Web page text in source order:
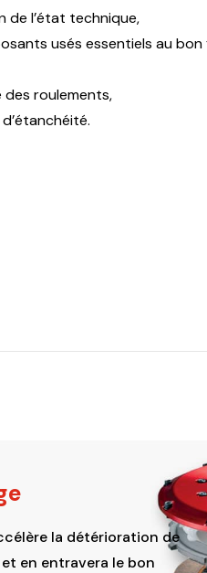
de l’état technique,
usés essentiels au
des roulements,
la détérioration de
en entravera le bon